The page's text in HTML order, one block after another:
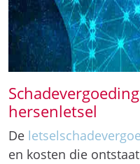
hersenletsel
De
en kosten die